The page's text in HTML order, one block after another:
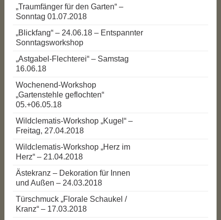
„Traumfänger für den Garten“ –
Sonntag 01.07.2018
„Blickfang“ – 24.06.18 – Entspannter
Sonntagsworkshop
„Astgabel-Flechterei“ – Samstag
16.06.18
Wochenend-Workshop
„Gartenstehle geflochten“
05.+06.05.18
Wildclematis-Workshop „Kugel“ –
Freitag, 27.04.2018
Wildclematis-Workshop „Herz im
Herz“ – 21.04.2018
Ästekranz – Dekoration für Innen
und Außen – 24.03.2018
Türschmuck „Florale Schaukel /
Kranz“ – 17.03.2018